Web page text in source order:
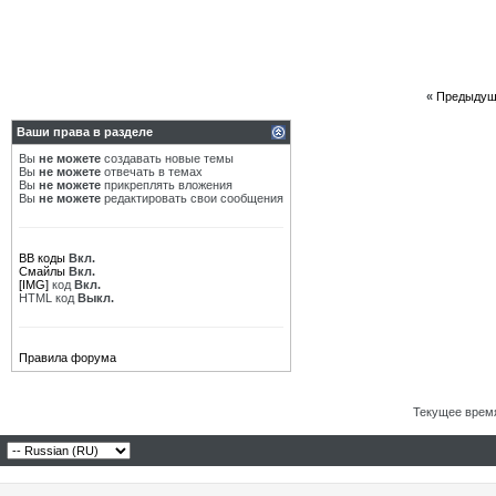
«
Ваши права в разделе
Вы не можете создавать новые темы
Вы не можете отвечать в темах
Вы не можете прикреплять вложения
Вы не можете редактировать свои сообщения
BB коды Вкл.
Смайлы Вкл.
[IMG] код Вкл.
HTML код Выкл.
Правила форума
Текущее